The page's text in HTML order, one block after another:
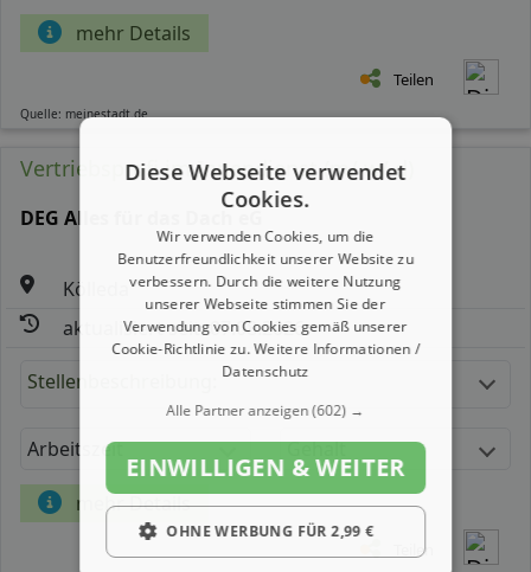
mehr Details
Teilen
Quelle: meinestadt.de
Vertriebsprofi im Innendienst (m/ w/ d)
DEG Alles für das Dach eG
Kölleda
aktualisiert seit: 07.08.2026
Stellenbeschreibung:
Arbeitszeit Gehalt
mehr Details
Teilen
Diese Webseite verwendet
Cookies.
Wir verwenden Cookies, um die
Benutzerfreundlichkeit unserer Website zu
verbessern. Durch die weitere Nutzung
unserer Webseite stimmen Sie der
Verwendung von Cookies gemäß unserer
Cookie-Richtlinie zu.Weitere Informationen /
Datenschutz
Alle Partner anzeigen(602) →
EINWILLIGEN & WEITER
OHNE WERBUNG FÜR 2,99 €